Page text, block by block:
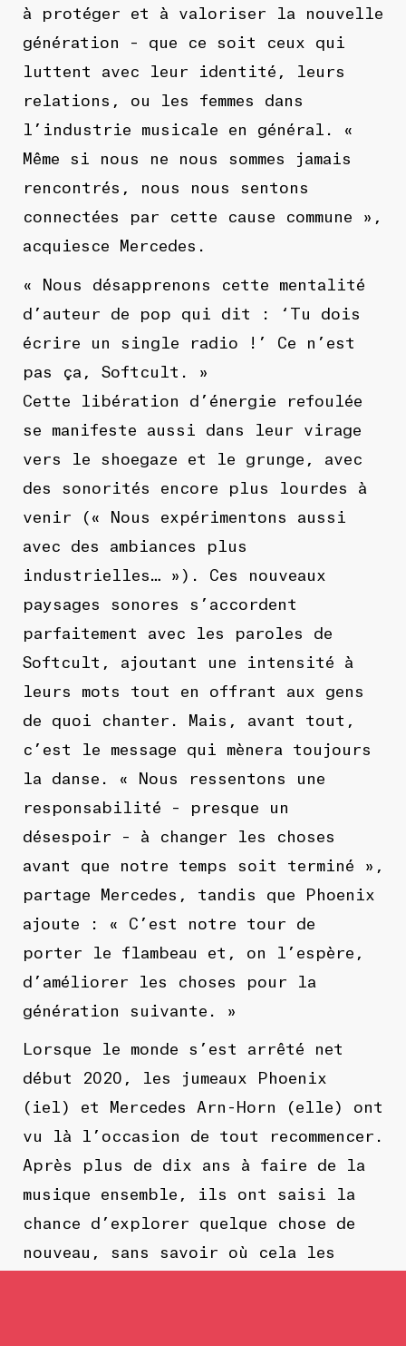
à protéger et à valoriser la nouvelle
génération – que ce soit ceux qui
luttent avec leur identité, leurs
relations, ou les femmes dans
l’industrie musicale en général. «
Même si nous ne nous sommes jamais
rencontrés, nous nous sentons
connectées par cette cause commune »,
acquiesce Mercedes.
« Nous désapprenons cette mentalité
d’auteur de pop qui dit : ‘Tu dois
écrire un single radio !’ Ce n’est
pas ça, Softcult. »
Cette libération d’énergie refoulée
se manifeste aussi dans leur virage
vers le shoegaze et le grunge, avec
des sonorités encore plus lourdes à
venir (« Nous expérimentons aussi
avec des ambiances plus
industrielles… »). Ces nouveaux
paysages sonores s’accordent
parfaitement avec les paroles de
Softcult, ajoutant une intensité à
leurs mots tout en offrant aux gens
de quoi chanter. Mais, avant tout,
c’est le message qui mènera toujours
la danse. « Nous ressentons une
responsabilité – presque un
désespoir – à changer les choses
avant que notre temps soit terminé »,
partage Mercedes, tandis que Phoenix
ajoute : « C’est notre tour de
porter le flambeau et, on l’espère,
d’améliorer les choses pour la
génération suivante. »
Lorsque le monde s’est arrêté net
début 2020, les jumeaux Phoenix
(iel) et Mercedes Arn-Horn (elle) ont
vu là l’occasion de tout recommencer.
Après plus de dix ans à faire de la
musique ensemble, ils ont saisi la
chance d’explorer quelque chose de
nouveau, sans savoir où cela les